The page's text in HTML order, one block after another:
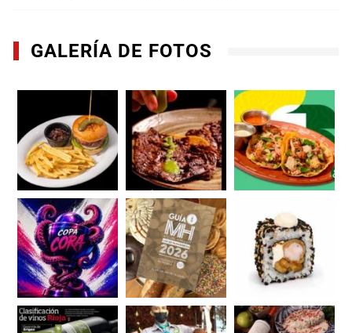
GALERÍA DE FOTOS